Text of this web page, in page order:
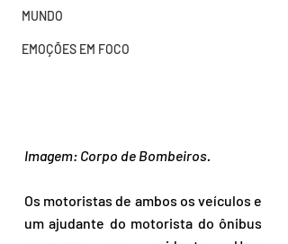
MUNDO
EMOÇÕES EM FOCO
Imagem: Corpo de Bombeiros.
Os motoristas de ambos os veículos e
um ajudante do motorista do ônibus